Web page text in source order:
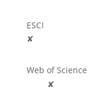
ESCI
✘
Web of Science
✘